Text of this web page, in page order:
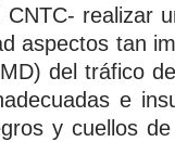
realizar
aspectos tan
del tráfico
e
y cuellos